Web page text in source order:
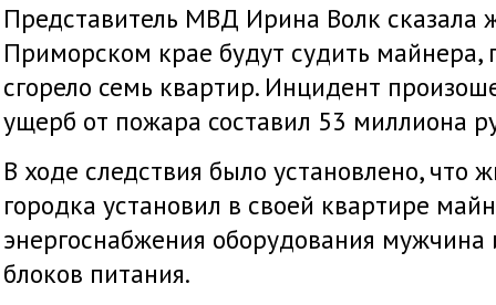
Представитель МВД Ирина Волк сказала
Приморском крае будут судить майнера,
сгорело семь квартир. Инцидент
ущерб от пожара составил 53 миллиона
В ходе следствия было установлено, что
городка установил в своей квартире
энергоснабжения оборудования мужчина
блоков питания.